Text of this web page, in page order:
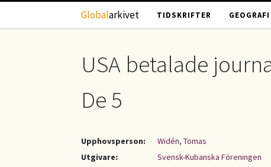
Hoppa till huvudinnehåll
Globalarkivet TIDSKRIFTER GEOGRAFI
USA betalade
De 5
Upphovsperson:
Widén, Tomas
Utgivare:
Svensk-Kubanska Föreningen